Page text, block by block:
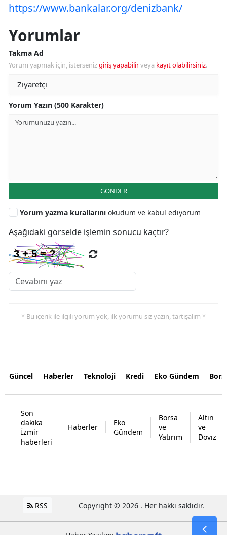
https://www.bankalar.org/denizbank/
Yorumlar
Takma Ad
Yorum yapmak için, istersenizgiriş yapabilirveya kayıt olabilirsiniz.
Yorum Yazın (500 Karakter)
GÖNDER
Yorum yazma kurallarını okudum ve kabul ediyorum
Aşağıdaki görselde işlemin sonucu kaçtır?
* Bu içerik ile ilgili yorum yok, ilk yorumu siz yazın, tartışalım *
Güncel Haberler Teknoloji Kredi Eko Gündem
Son
dakika
İzmir
haberleri
Haberler
Eko
Gündem
Borsa
ve
Yatırım
Altın
ve
Döviz
RSS Copyright © 2026 . Her hakkı saklıdır.